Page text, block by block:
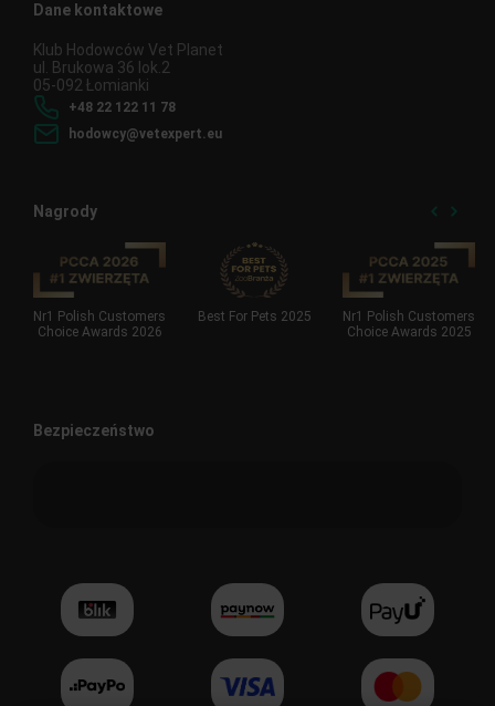
Dane kontaktowe
Klub Hodowców Vet Planet
ul. Brukowa 36 lok.2
05-092 Łomianki
+48 22 122 11 78
hodowcy@vetexpert.eu
Nagrody
Nr1 Polish Customers
Choice Awards 2026
Best For Pets 2025
Nr1 Polish Customers
Choice Awards 2025
Bezpieczeństwo